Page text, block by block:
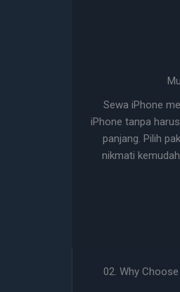
Sewa iPhone
iPhone tanpa
panjang. Pilih
nikmati
02. Why Choose